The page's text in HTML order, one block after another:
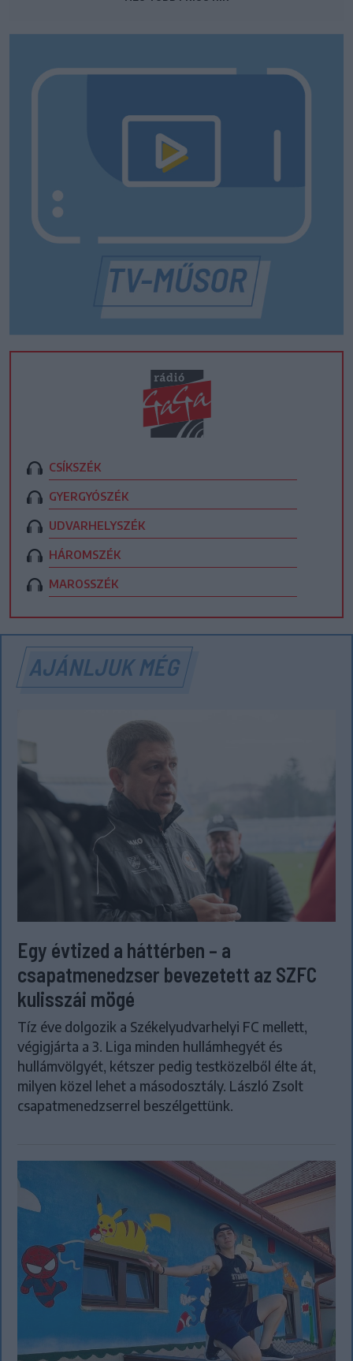
CSÍKSZÉK
GYERGYÓSZÉK
UDVARHELYSZÉK
HÁROMSZÉK
MAROSSZÉK
AJÁNLJUK MÉG
Egy évtized a háttérben – a
csapatmenedzser bevezetett az SZFC
kulisszái mögé
Tíz éve dolgozik a Székelyudvarhelyi FC mellett,
végigjárta a 3. Liga minden hullámhegyét és
hullámvölgyét, kétszer pedig testközelből élte át,
milyen közel lehet a másodosztály. László Zsolt
csapatmenedzserrel beszélgettünk.